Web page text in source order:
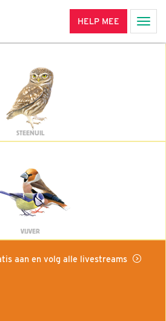
HELP MEE
STEENUIL
VIJVER
aan en volg alle livestreams